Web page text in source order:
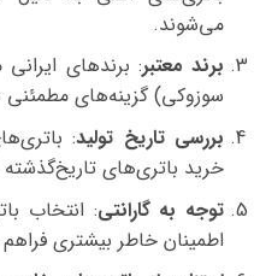
می‌شوند.
برند معتبر: برندهای ایرانی
سوزوکی) گزینه‌های
بررسی تاریخ تولید:
خرید باتری‌های
توجه به گارانتی
اطمینان خاطر بیشتری